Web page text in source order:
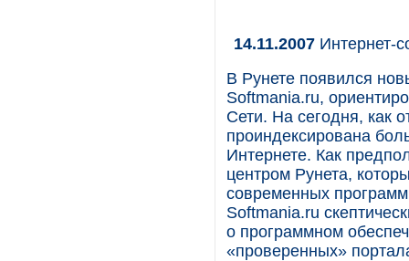
14.11.2007 Интернет-
В Рунете появился
Softmania.ru,
Сети. На сегодня, как
проиндексирована
Интернете. Как
центром Рунета,
современных
Softmania.ru
о программном
«проверенных»